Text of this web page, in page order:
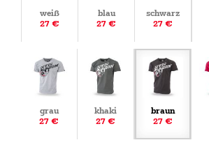
weiß
27 €
blau
27 €
schwarz
27 €
grau
27 €
khaki
27 €
braun
27 €